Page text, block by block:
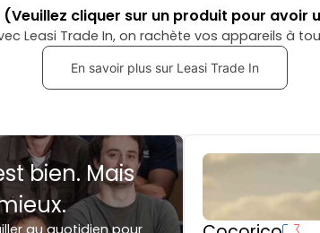
(Veuillez cliquer sur un produit pour avoir
Leasi Trade In, on rachète vos appareils à
En savoir plus sur Leasi Trade In
bien. Mais
au quotidien pour